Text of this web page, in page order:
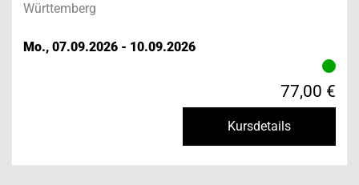
Württemberg
Mo., 07.09.2026 - 10.09.2026
77,00 €
Kursdetails